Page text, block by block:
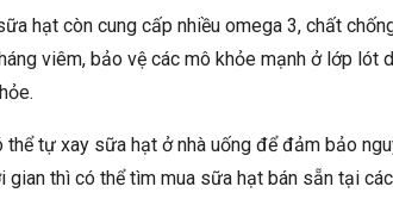
hạt còn cung cấp nhiều omega 3, chất
viêm, bảo vệ các mô khỏe mạnh ở lớp lót
thể tự xay sữa hạt ở nhà uống để đảm bảo
gian thì có thể tìm mua sữa hạt bán sẵn tại